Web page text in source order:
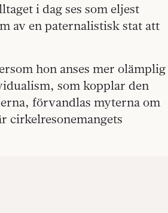
i dag ses som eljest
av en paternalistisk stat att
hon anses mer olämplig
som kopplar den
förvandlas myterna om
cirkelresonemangets